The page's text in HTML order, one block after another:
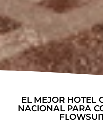
EL MEJOR HOTEL
NACIONAL PARA